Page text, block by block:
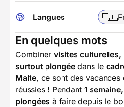
Langues 🇫🇷
En quelques mots
Combiner visites culturelles,
surtout plongée dans le
Malte, ce sont des vacances
réussies ! Pendant 1
plongées à faire depuis le